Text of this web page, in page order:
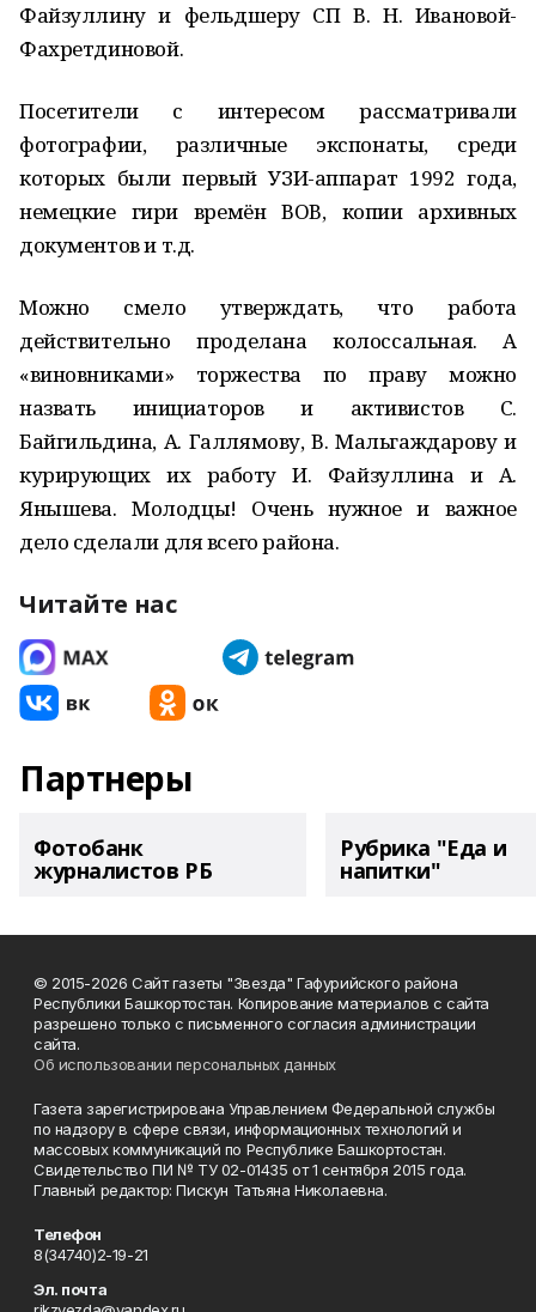
Файзуллину и фельдшеру СП В. Н. Ивановой-
Фахретдиновой.
Посетители с интересом рассматривали
фотографии, различные экспонаты, среди
которых были первый УЗИ-аппарат 1992 года,
немецкие гири времён ВОВ, копии архивных
документов и т.д.
Можно смело утверждать, что работа
действительно проделана колоссальная. А
«виновниками» торжества по праву можно
назвать инициаторов и активистов С.
Байгильдина, А. Галлямову, В. Мальгаждарову и
курирующих их работу И. Файзуллина и А.
Янышева. Молодцы! Очень нужное и важное
дело сделали для всего района.
Читайте нас
Партнеры
Фотобанк
журналистов РБ
Рубрика "Еда и
напитки"
© 2015-2026 Сайт газеты "Звезда" Гафурийского района
Республики Башкортостан. Копирование материалов с сайта
разрешено только с письменного согласия администрации
сайта.
Об использовании персональных данных
Газета зарегистрирована Управлением Федеральной службы
по надзору в сфере связи, информационных технологий и
массовых коммуникаций по Республике Башкортостан.
Свидетельство ПИ № ТУ 02-01435 от 1 сентября 2015 года.
Главный редактор: Пискун Татьяна Николаевна.
Телефон
8(34740)2-19-21
Эл. почта